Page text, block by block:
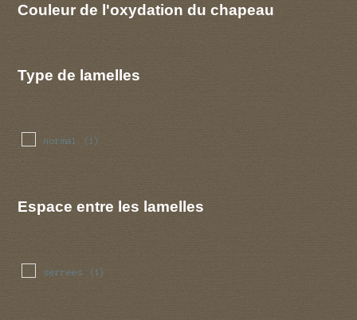
Couleur de l'oxydation du chapeau
Type de lamelles
normal (1)
Espace entre les lamelles
serrees (1)